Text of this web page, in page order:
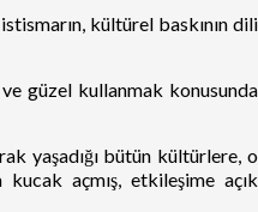
kültürel baskının dili
güzel kullanmak konusunda
yaşadığı bütün kültürlere, o
açmış, etkileşime açık